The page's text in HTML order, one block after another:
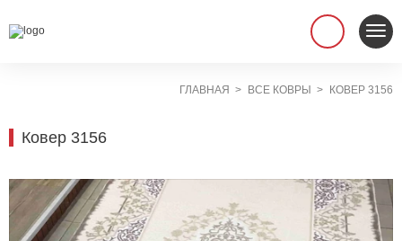
ГЛАВНАЯ ВСЕ КОВРЫ КОВЕР 3156
Ковер 3156